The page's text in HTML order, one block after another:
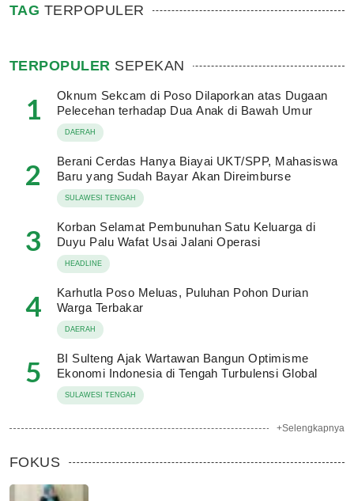
TAG TERPOPULER
TERPOPULER SEPEKAN
1
Oknum Sekcam di Poso Dilaporkan atas Dugaan
Pelecehan terhadap Dua Anak di Bawah Umur
DAERAH
2
Berani Cerdas Hanya Biayai UKT/SPP, Mahasiswa
Baru yang Sudah Bayar Akan Direimburse
SULAWESI TENGAH
3
Korban Selamat Pembunuhan Satu Keluarga di
Duyu Palu Wafat Usai Jalani Operasi
HEADLINE
4
Karhutla Poso Meluas, Puluhan Pohon Durian
Warga Terbakar
DAERAH
5
BI Sulteng Ajak Wartawan Bangun Optimisme
Ekonomi Indonesia di Tengah Turbulensi Global
SULAWESI TENGAH
+Selengkapnya
FOKUS